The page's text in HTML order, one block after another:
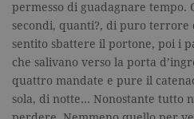
permesso di guadagnare tempo.
secondi, quanti?, di puro terrore
sentito sbattere il portone, poi i
che salivano verso la porta
quattro mandate e pure il
sola, di notte… Nonostante tutto